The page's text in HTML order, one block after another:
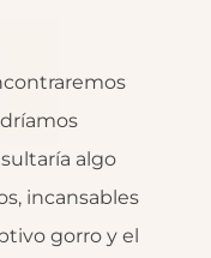
algo
incansables
gorro y el